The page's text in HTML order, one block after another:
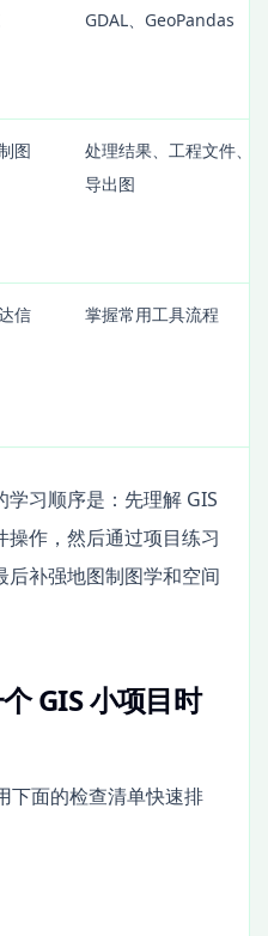
GDAL、GeoPandas
图
处理结果、工程文件、
导出图
信
掌握常用工具流程
习顺序是：先理解 GIS
作，然后通过项目练习
补强地图制图学和空间
GIS 小项目时
下面的检查清单快速排